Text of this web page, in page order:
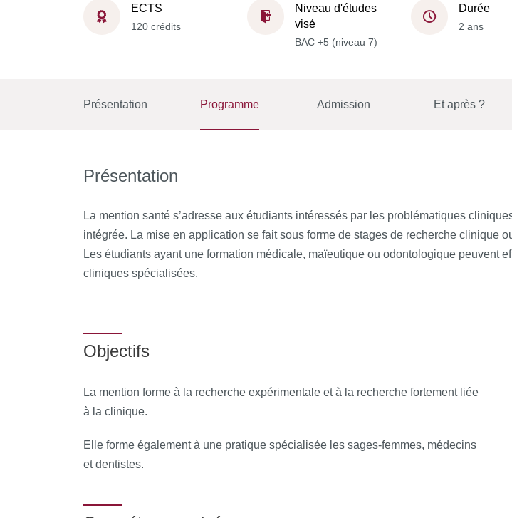
ECTS
120 crédits
Niveau d'études
visé
BAC +5 (niveau 7)
Durée
2 ans
Présentation Programme Admission Et après ?
Présentation
La mention santé s’adresse aux étudiants intéressés par les problématiques
intégrée. La mise en application se fait sous forme de stages de recherche clinique
Les étudiants ayant une formation médicale, maïeutique ou odontologique peuvent
cliniques spécialisées.
Objectifs
La mention forme à la recherche expérimentale et à la recherche fortement liée
à la clinique.
Elle forme également à une pratique spécialisée les sages-femmes, médecins
et dentistes.